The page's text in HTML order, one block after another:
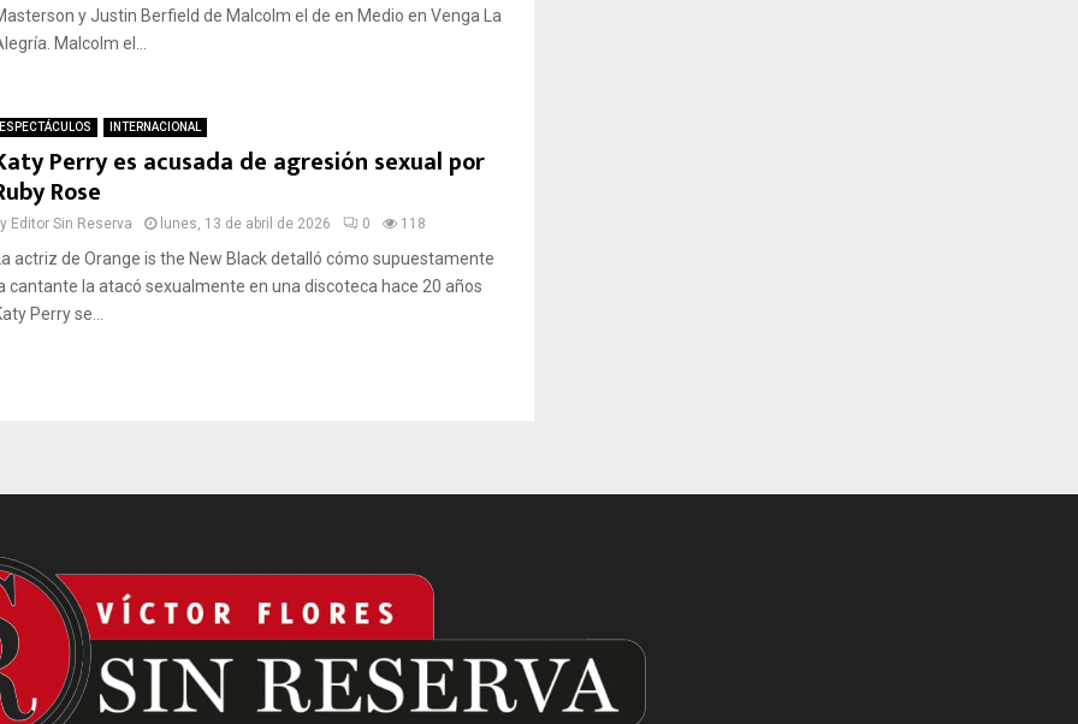
y Justin Berfield de Malcolm el de en Medio en Venga La
Malcolm el...
ESPECTÁCULOS INTERNACIONAL
Perry es acusada de agresión sexual por
Rose
Editor Sin Reserva lunes, 13 de abril de 2026 0 118
actriz de Orange is the New Black detalló cómo supuestamente
cantante la atacó sexualmente en una discoteca hace 20 años
Perry se...